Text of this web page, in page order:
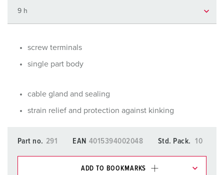
screw terminals
single part body
cable gland and sealing
strain relief and protection against kinking
Part no. 291 EAN 4015394002048 Std. Pack. 10
ADD TO BOOKMARKS